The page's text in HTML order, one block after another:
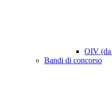
OIV (da
Bandi di concorso